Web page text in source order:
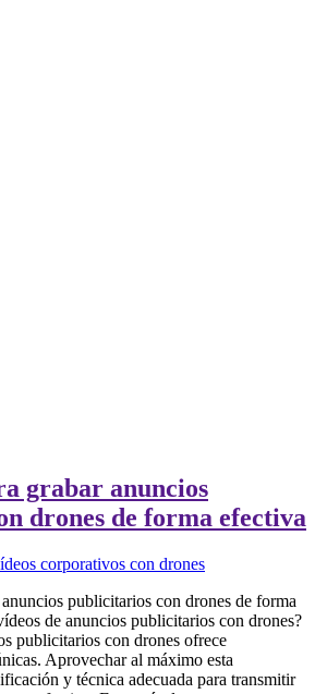
grabar anuncios
drones de forma efectiva
corporativos con drones
publicitarios con drones de forma
de anuncios publicitarios con drones?
publicitarios con drones ofrece
Aprovechar al máximo esta
y técnica adecuada para transmitir